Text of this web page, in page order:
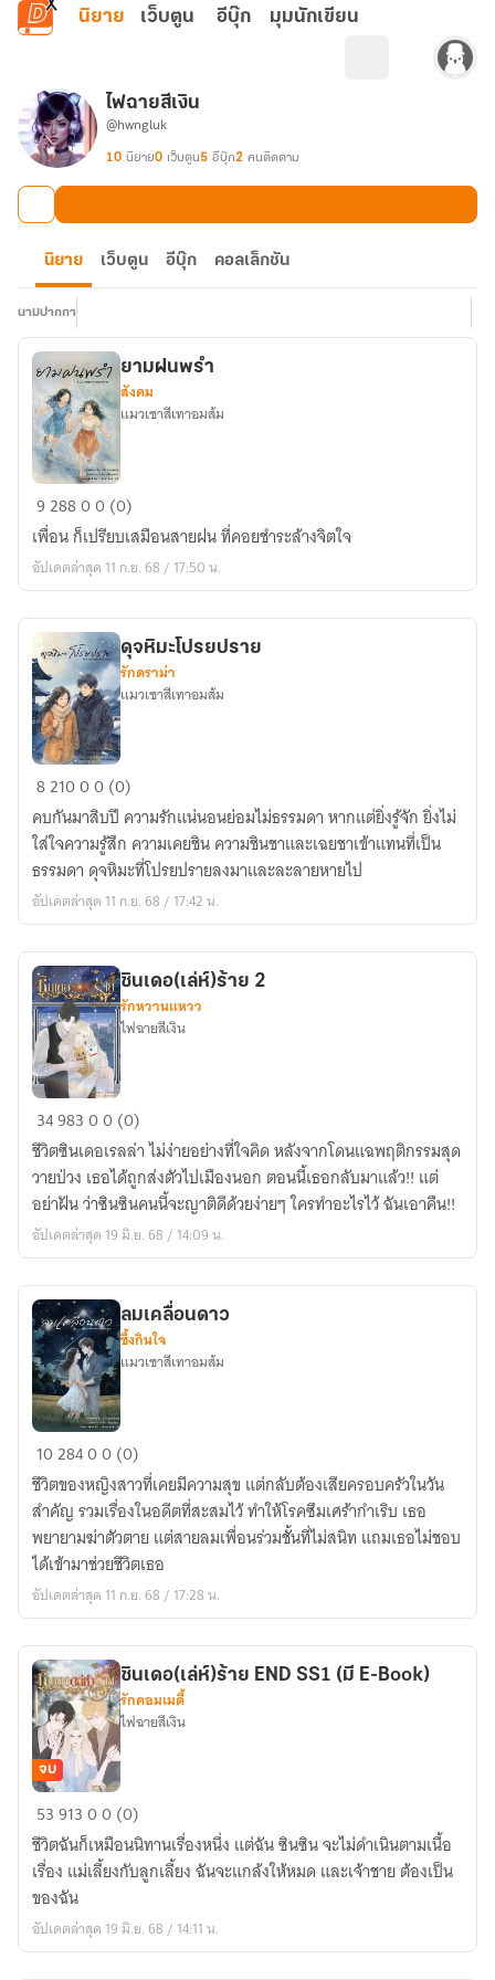
ข้ามไปยังเนื้อหาหลัก
นิยาย เว็บตูน อีบุ๊ก มุมนักเขียน
ไฟฉายสีเงิน
@hwngluk
10 นิยาย0 เว็บตูน5 อีบุ๊ก2 คนติดตาม
นิยาย เว็บตูน อีบุ๊ก คอลเล็กชัน
นามปากกา
ยาม
ฝน
พรำ
ยามฝนพรำ
สังคม
แมวเซาสีเทาอมส้ม
928800 (0)
เพื่อน ก็เปรียบเสมือนสายฝน ที่คอยชำระล้างจิตใจ
อัปเดตล่าสุด 11 ก.ย. 68 / 17:50 น.
ดุจ
หิมะ
โปรยปราย
ดุจหิมะโปรยปราย
รักดราม่า
แมวเซาสีเทาอมส้ม
821000 (0)
คบกันมาสิบปี ความรักแน่นอนย่อมไม่ธรรมดา หากแต่ยิ่งรู้จัก ยิ่งไม่
ใส่ใจความรู้สึก ความเคยชิน ความชินชาและเฉยชาเข้าแทนที่เป็น
ธรรมดา ดุจหิมะที่โปรยปรายลงมาและละลายหายไป
อัปเดตล่าสุด 11 ก.ย. 68 / 17:42 น.
ซิ
นเดอ(เล่ห์)ร้าย
2
ซินเดอ(เล่ห์)ร้าย 2
รักหวานแหวว
ไฟฉายสีเงิน
3498300 (0)
ชีวิตซินเดอเรลล่า ไม่ง่ายอย่างที่ใจคิด หลังจากโดนแฉพฤติกรรมสุด
วายป่วง เธอได้ถูกส่งตัวไปเมืองนอก ตอนนี้เธอกลับมาแล้ว!! แต่
อย่าฝัน ว่าซินซินคนนี้จะญาติดีด้วยง่ายๆ ใครทำอะไรไว้ ฉันเอาคืน!!
อัปเดตล่าสุด 19 มิ.ย. 68 / 14:09 น.
ลม
เคลื่อน
ดาว
ลมเคลื่อนดาว
ซึ้งกินใจ
แมวเซาสีเทาอมส้ม
1028400 (0)
ชีวิตของหญิงสาวที่เคยมีความสุข แต่กลับต้องเสียครอบครัวในวัน
สำคัญ รวมเรื่องในอดีตที่สะสมไว้ ทำให้โรคซึมเศร้ากำเริบ เธอ
พยายามฆ่าตัวตาย แต่สายลมเพื่อนร่วมชั้นที่ไม่สนิท แถมเธอไม่ชอบ
ได้เข้ามาช่วยชีวิตเธอ
อัปเดตล่าสุด 11 ก.ย. 68 / 17:28 น.
ซิ
นเดอ(เล่ห์)ร้าย
END
SS1
(มี
E-
จบ
ซินเดอ(เล่ห์)ร้าย END SS1 (มี E-Book)
รักคอมเมดี้
ไฟฉายสีเงิน
5391300 (0)
ชีวิตฉันก็เหมือนนิทานเรื่องหนึ่ง แต่ฉัน ซินซิน จะไม่ดำเนินตามเนื้อ
เรื่อง แม่เลี้ยงกับลูกเลี้ยง ฉันจะแกล้งให้หมด และเจ้าชาย ต้องเป็น
ของฉัน
อัปเดตล่าสุด 19 มิ.ย. 68 / 14:11 น.